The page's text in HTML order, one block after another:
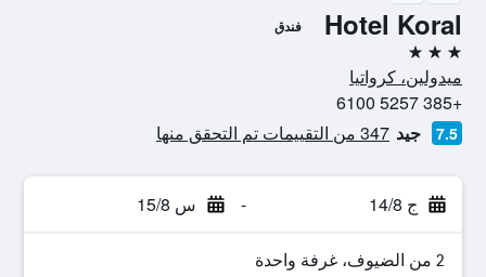
Hotel Koral فندق
3 نجوم
ميدولين، كرواتيا
+385 5257 6100
7.5 جيد 347 من التقييمات تم التحقق منها
ج 14/8 - س 15/8
2 من الضيوف، غرفة واحدة